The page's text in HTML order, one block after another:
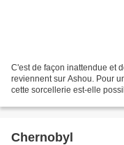
C'est de façon inattendue et
reviennent sur Ashou. Pour
cette sorcellerie est-elle
Chernobyl